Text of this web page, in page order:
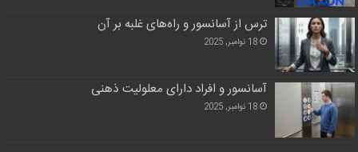
ترس از آسانسور و راه‌های غلبه بر آن
18 نوامبر, 2025
آسانسور و افراد دارای معلولیت ذهنی
18 نوامبر, 2025